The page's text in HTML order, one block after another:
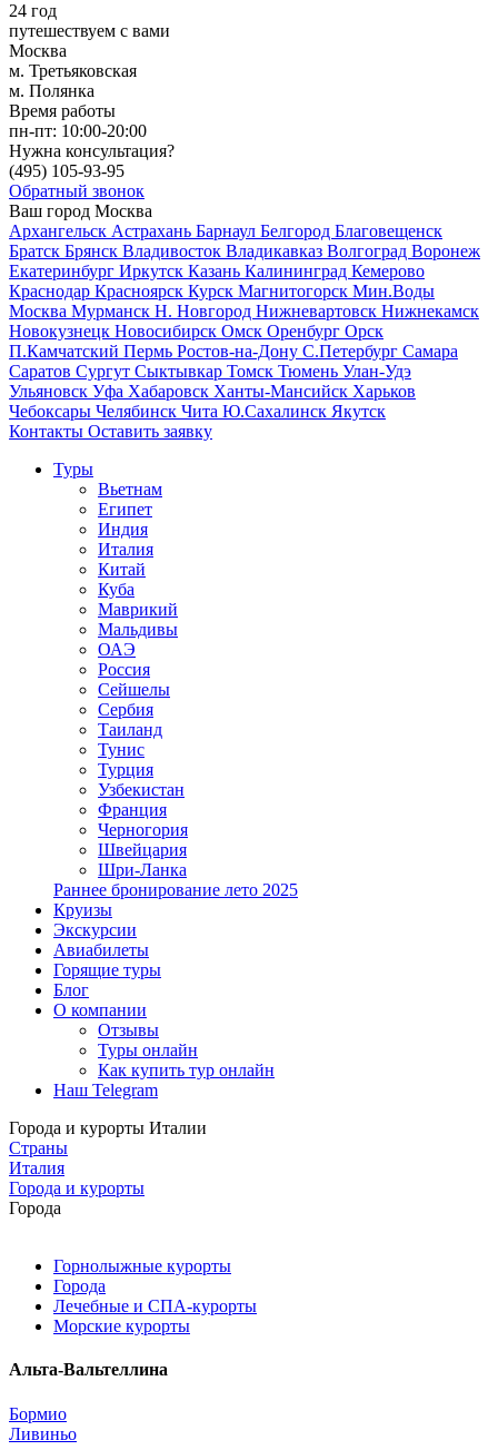
24 год
путешествуем с вами
Москва
м. Третьяковская
м. Полянка
Время работы
пн-пт: 10:00-20:00
Нужна консультация?
(495) 105-93-95
Обратный звонок
Ваш город Москва
Архангельск Астрахань Барнаул Белгород Благовещенск
Братск Брянск Владивосток Владикавказ Волгоград Воронеж
Екатеринбург Иркутск Казань Калининград Кемерово
Краснодар Красноярск Курск Магнитогорск Мин.Воды
Москва Мурманск Н. Новгород Нижневартовск Нижнекамск
Новокузнецк Новосибирск Омск Оренбург Орск
П.Камчатский Пермь Ростов-на-Дону С.Петербург Самара
Саратов Сургут Сыктывкар Томск Тюмень Улан-Удэ
Ульяновск Уфа Хабаровск Ханты-Мансийск Харьков
Чебоксары Челябинск Чита Ю.Сахалинск Якутск
Контакты Оставить заявку
Туры
Вьетнам
Египет
Индия
Италия
Китай
Куба
Маврикий
Мальдивы
ОАЭ
Россия
Сейшелы
Сербия
Таиланд
Тунис
Турция
Узбекистан
Франция
Черногория
Швейцария
Шри-Ланка
Раннее бронирование лето 2025
Круизы
Экскурсии
Авиабилеты
Горящие туры
Блог
О компании
Отзывы
Туры онлайн
Как купить тур онлайн
Наш Telegram
Города и курорты Италии
Страны
Италия
Города и курорты
Города
Горнолыжные курорты
Города
Лечебные и СПА-курорты
Морские курорты
Альта-Вальтеллина
Бормио
Ливиньо